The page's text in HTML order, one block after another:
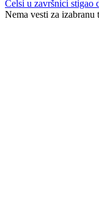
Čelsi u završnici stigao
Nema vesti za izabranu